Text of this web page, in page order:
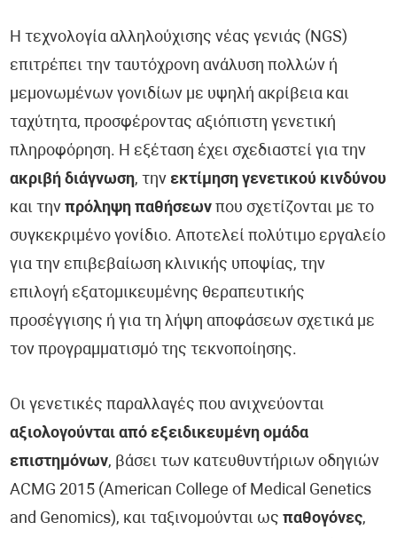
Η τεχνολογία αλληλούχισης νέας γενιάς (NGS)
επιτρέπει την ταυτόχρονη ανάλυση πολλών ή
μεμονωμένων γονιδίων με υψηλή ακρίβεια και
ταχύτητα, προσφέροντας αξιόπιστη γενετική
πληροφόρηση. Η εξέταση έχει σχεδιαστεί για την
ακριβή διάγνωση, τηνεκτίμηση γενετικού κινδύνου
και τηνπρόληψη παθήσεων που σχετίζονται με το
συγκεκριμένο γονίδιο. Αποτελεί πολύτιμο εργαλείο
για την επιβεβαίωση κλινικής υποψίας, την
επιλογή εξατομικευμένης θεραπευτικής
προσέγγισης ή για τη λήψη αποφάσεων σχετικά με
τον προγραμματισμό της τεκνοποίησης.
Οι γενετικές παραλλαγές που ανιχνεύονται
αξιολογούνται από εξειδικευμένη ομάδα
επιστημόνων, βάσει των κατευθυντήριων οδηγιών
ACMG 2015 (American College of Medical Genetics
and Genomics), και ταξινομούνται ωςπαθογόνες,